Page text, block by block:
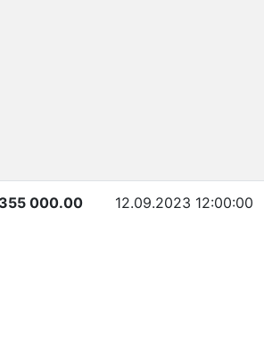
000.00 12.09.2023 12:00:00